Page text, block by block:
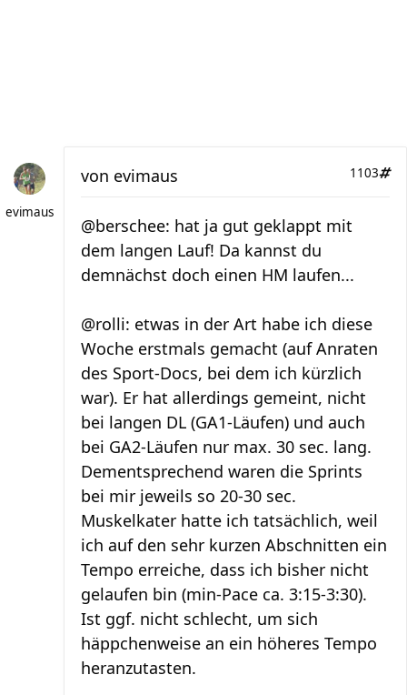
evimaus
1103
von evimaus
@berschee: hat ja gut geklappt mit
dem langen Lauf! Da kannst du
demnächst doch einen HM laufen...
@rolli: etwas in der Art habe ich diese
Woche erstmals gemacht (auf Anraten
des Sport-Docs, bei dem ich kürzlich
war). Er hat allerdings gemeint, nicht
bei langen DL (GA1-Läufen) und auch
bei GA2-Läufen nur max. 30 sec. lang.
Dementsprechend waren die Sprints
bei mir jeweils so 20-30 sec.
Muskelkater hatte ich tatsächlich, weil
ich auf den sehr kurzen Abschnitten ein
Tempo erreiche, dass ich bisher nicht
gelaufen bin (min-Pace ca. 3:15-3:30).
Ist ggf. nicht schlecht, um sich
häppchenweise an ein höheres Tempo
heranzutasten.